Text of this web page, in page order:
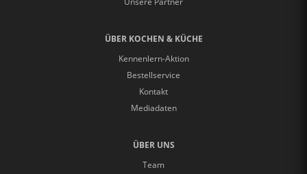
ÜBER KOCHEN & KÜCHE
Kennenlern-Aktion
Bestellservice
Kontakt
Mediadaten
ÜBER UNS
Team